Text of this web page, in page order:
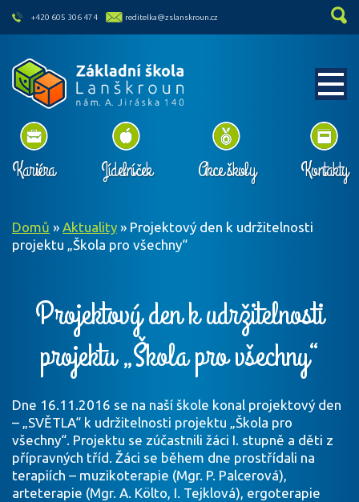
skip to main content
+420 605 306 474 reditelka@zslanskroun.cz
Kariéra Jídelníček Akce školy Kontakty
Domů » Aktuality » Projektový den k udržitelnosti
projektu „Škola pro všechny“
Projektový den k udržitelnosti
projektu „Škola pro všechny“
Dne 16.11.2016 se na naší škole konal projektový den
– „SVĚTLA“ k udržitelnosti projektu „Škola pro
všechny“. Projektu se zúčastnili žáci I. stupně a děti z
přípravných tříd. Žáci se během dne prostřídali na
terapiích – muzikoterapie (Mgr. P. Palcerová),
arteterapie (Mgr. A. Költo, I. Tejklová), ergoterapie